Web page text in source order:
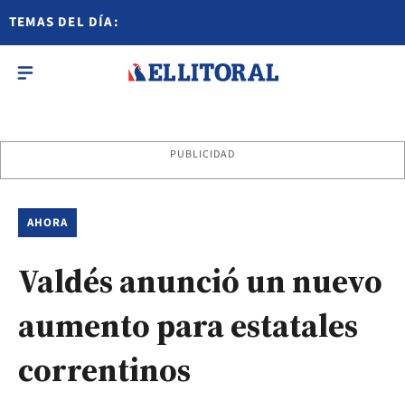
TEMAS DEL DÍA:
PUBLICIDAD
AHORA
Valdés anunció un nuevo
aumento para estatales
correntinos